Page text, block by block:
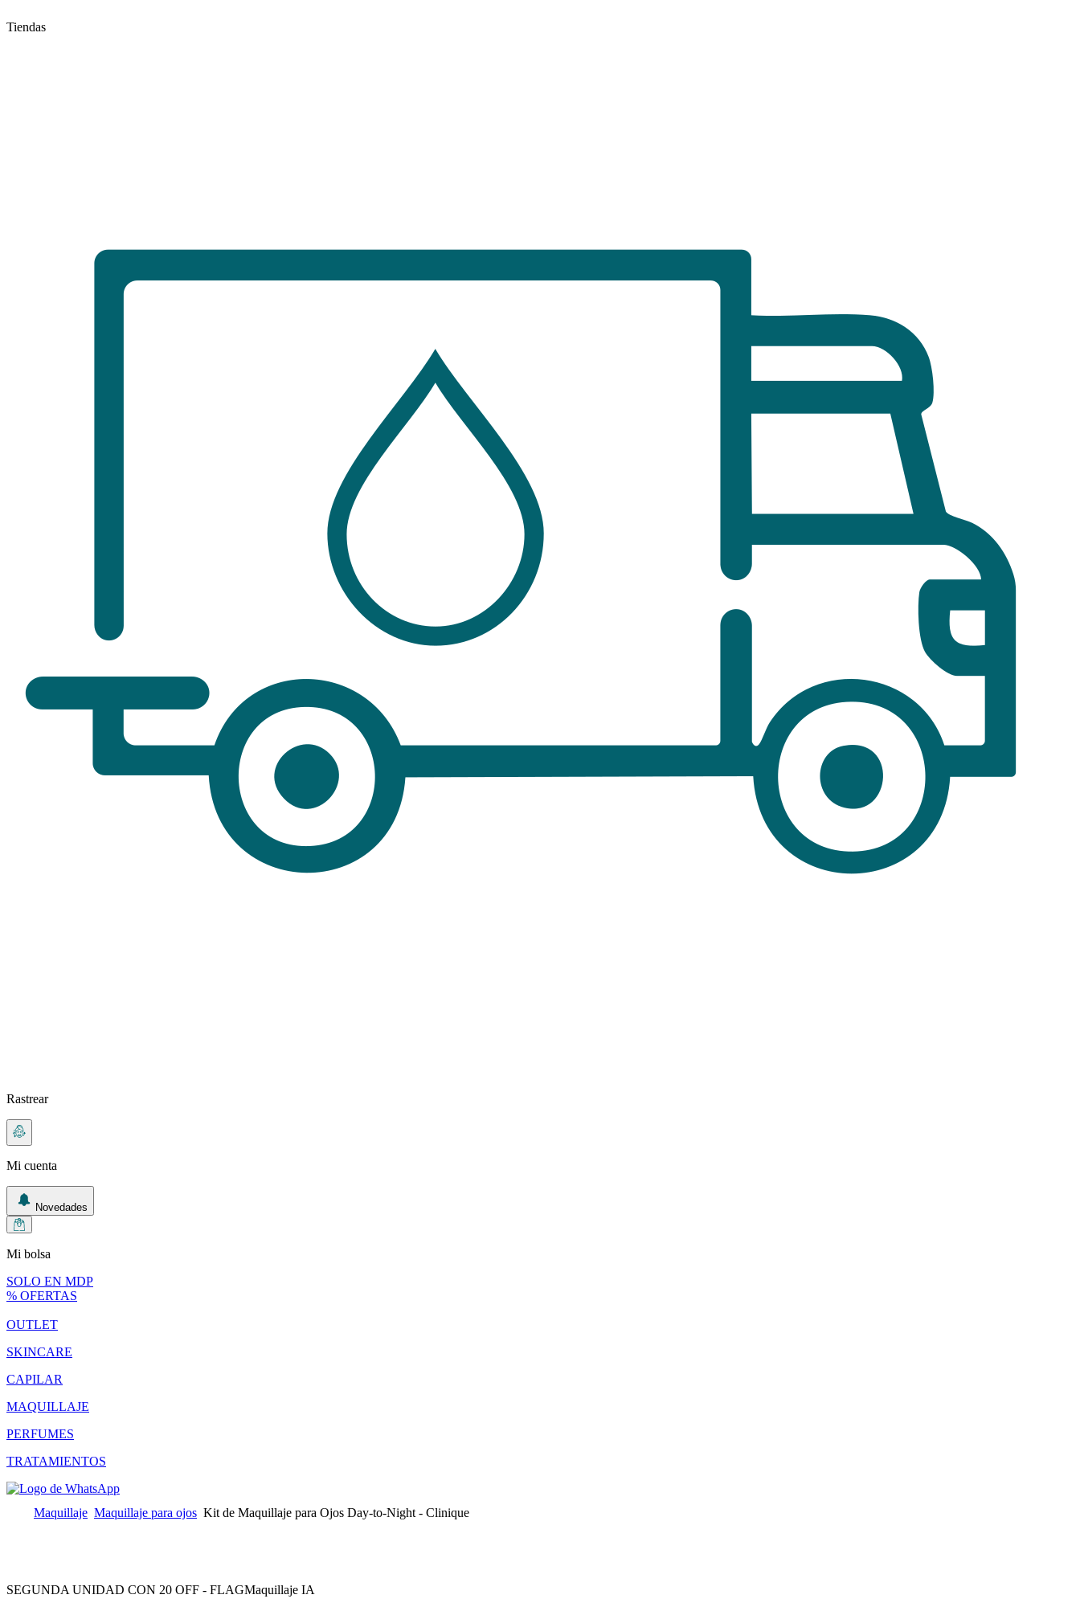
Tiendas
Rastrear
Mi cuenta
Novedades
Mi bolsa
SOLO EN MDP
% OFERTAS
OUTLET
SKINCARE
CAPILAR
MAQUILLAJE
PERFUMES
TRATAMIENTOS
Maquillaje Maquillaje para ojos Kit de Maquillaje para Ojos Day-to-Night - Clinique
SEGUNDA UNIDAD CON 20 OFF - FLAGMaquillaje IA